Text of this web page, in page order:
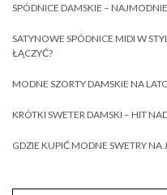
SPÓDNICE DAMSKIE –
SATYNOWE SPÓDNICE MIDI W
ŁĄCZYĆ?
MODNE SZORTY DAMSKIE NA
KRÓTKI SWETER DAMSKI – HIT
GDZIE KUPIĆ MODNE SWETRY